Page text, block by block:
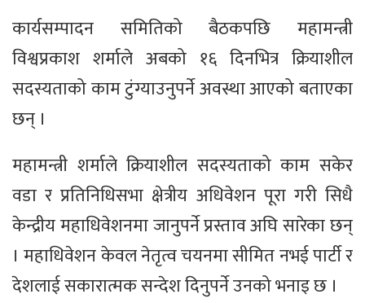
कार्यसम्पादन समितिको बैठकपछि महामन्त्री
विश्वप्रकाश शर्माले अबको १६ दिनभित्र क्रियाशील
सदस्यताको काम टुंग्याउनुपर्ने अवस्था आएको बताएका
छन् ।
महामन्त्री शर्माले क्रियाशील सदस्यताको काम सकेर
वडा र प्रतिनिधिसभा क्षेत्रीय अधिवेशन पूरा गरी सिधै
केन्द्रीय महाधिवेशनमा जानुपर्ने प्रस्ताव अघि सारेका छन्
। महाधिवेशन केवल नेतृत्व चयनमा सीमित नभई पार्टी र
देशलाई सकारात्मक सन्देश दिनुपर्ने उनको भनाइ छ ।